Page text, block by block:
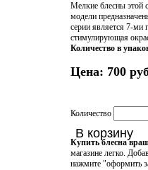
Мелкие блесны этой
модели
серии является 7-ми
стимулирующая
Количество в
Цена: 700
Количество
В корзину
Купить блесна
магазине легко.
нажмите "оформить